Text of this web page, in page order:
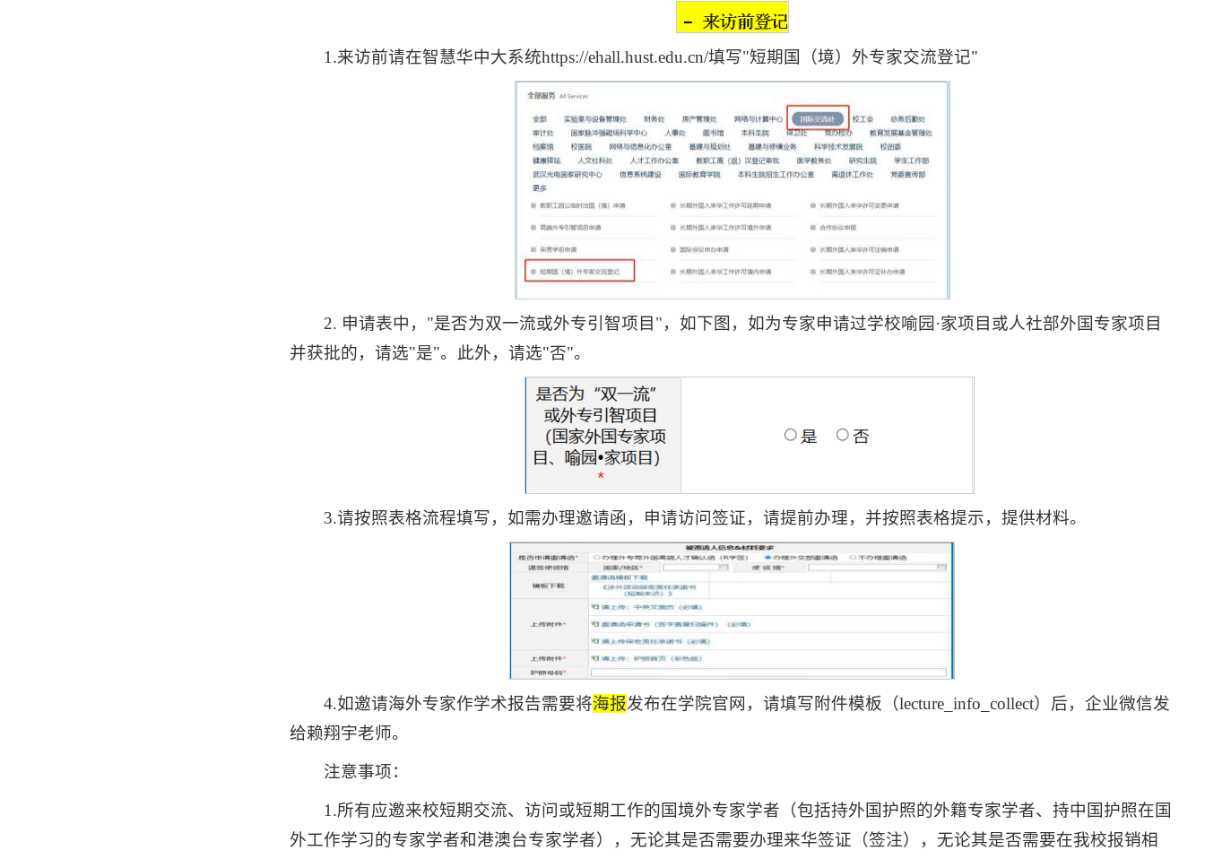
1.来访前请在智慧华中大系统https://ehall.hust.edu.cn/填写"短期国（境）外专家交流登记"
2. 申请表中，"是否为双一流或外专引智项目"，如下图，如为专家申请过学校喻园·家项目或人社部外国专家项目
并获批的，请选"是"。此外，请选"否"。
3.请按照表格流程填写，如需办理邀请函，申请访问签证，请提前办理，并按照表格提示，提供材料。
4.如邀请海外专家作学术报告需要将海报发布在学院官网，请填写附件模板（lecture_info_collect）后，企业微信发
给赖翔宇老师。
注意事项：
1.所有应邀来校短期交流、访问或短期工作的国境外专家学者（包括持外国护照的外籍专家学者、持中国护照在国
外工作学习的专家学者和港澳台专家学者），无论其是否需要办理来华签证（签注），无论其是否需要在我校报销相